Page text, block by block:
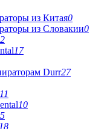
из Китая0
из Словакии0
17
Durr27
11
10